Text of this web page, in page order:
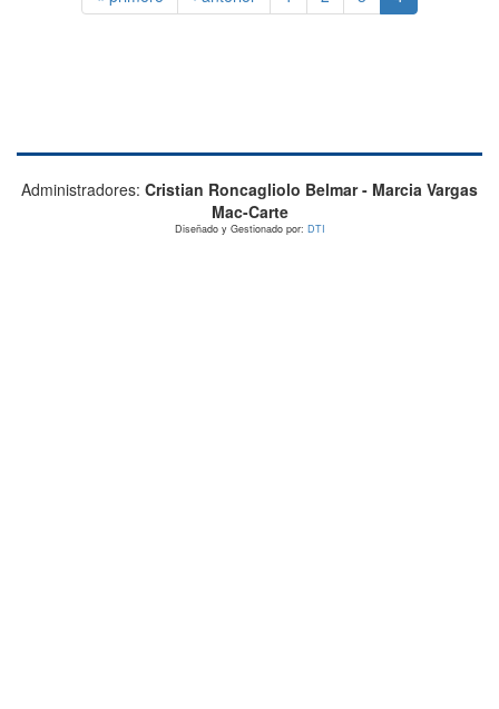
Administradores: Cristian Roncagliolo Belmar - Marcia Vargas
Mac-Carte
Diseñado y Gestionado por: DTI